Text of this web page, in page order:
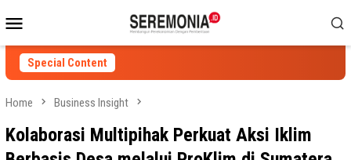
to
contentMenu
Special Content
Home Business Insight
Kolaborasi Multipihak Perkuat Aksi Iklim